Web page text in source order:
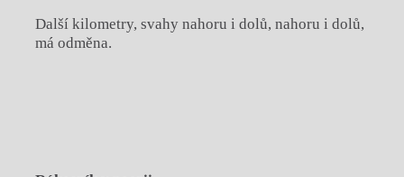
Další kilometry, svahy nahoru i dolů, nahoru i dolů,
má odměna.